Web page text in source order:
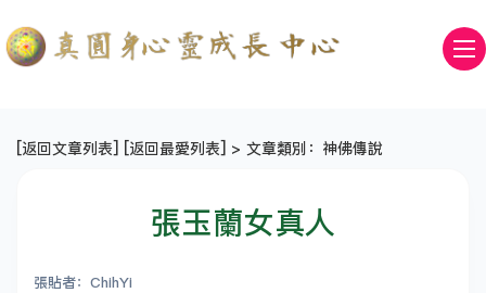
[返回文章列表] [返回最愛列表] > 文章類別：神佛傳說
張玉蘭女真人
張貼者：ChihYi